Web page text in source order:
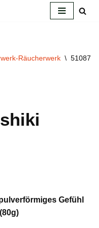
Räucherwerk \ 51087 :
Gefühl